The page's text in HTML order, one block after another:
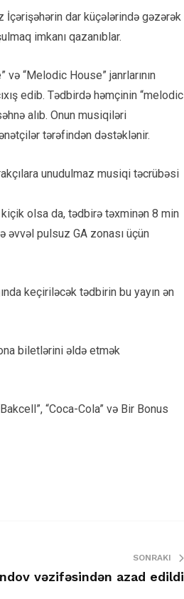
İçərişəhərin dar küçələrində gəzərək
imkanı qazanıblar.
“Melodic House” janrlarının
edib. Tədbirdə həmçinin “melodic
alıb. Onun musiqiləri
tərəfindən dəstəklənir.
unudulmaz musiqi təcrübəsi
olsa da, tədbirə təxminən 8 min
əvvəl pulsuz GA zonası üçün
keçiriləcək tədbirin bu yayın ən
biletlərini əldə etmək
“Coca-Cola” və Bir Bonus
SONRAKI
vəzifəsindən azad edildi